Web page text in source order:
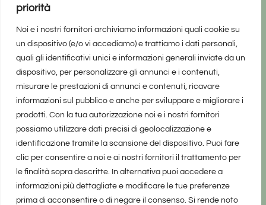
priorità
Noi e i nostri fornitori archiviamo informazioni quali cookie su
un dispositivo (e/o vi accediamo) e trattiamo i dati personali,
quali gli identificativi unici e informazioni generali inviate da un
dispositivo, per personalizzare gli annunci e i contenuti,
misurare le prestazioni di annunci e contenuti, ricavare
informazioni sul pubblico e anche per sviluppare e migliorare i
prodotti. Con la tua autorizzazione noi e i nostri fornitori
possiamo utilizzare dati precisi di geolocalizzazione e
identificazione tramite la scansione del dispositivo. Puoi fare
clic per consentire a noi e ai nostri fornitori il trattamento per
le finalità sopra descritte. In alternativa puoi accedere a
informazioni più dettagliate e modificare le tue preferenze
prima di acconsentire o di negare il consenso. Si rende noto